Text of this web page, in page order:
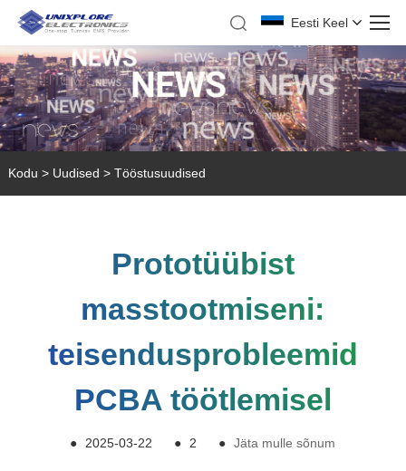
Eesti Keel
Kodu > Uudised > Tööstusuudised
Prototüübist
masstootmiseni:
teisendusprobleemid
PCBA töötlemisel
● 2025-03-22 ● 2 ● Jäta mulle sõnum